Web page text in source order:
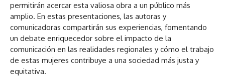
permitirán acercar esta valiosa obra a un público más
amplio. En estas presentaciones, las autoras y
comunicadoras compartirán sus experiencias, fomentando
un debate enriquecedor sobre el impacto de la
comunicación en las realidades regionales y cómo el trabajo
de estas mujeres contribuye a una sociedad más justa y
equitativa.